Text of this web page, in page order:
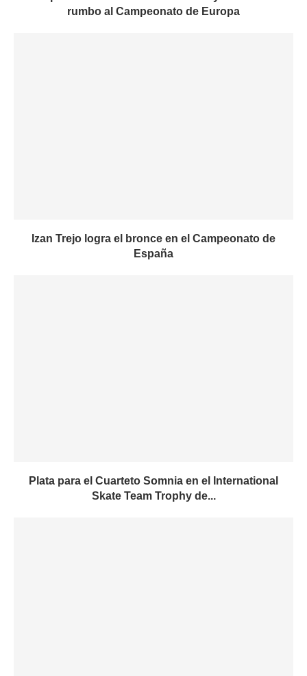
rumbo al Campeonato de Europa
Izan Trejo logra el bronce en el Campeonato de
España
Plata para el Cuarteto Somnia en el International
Skate Team Trophy de...